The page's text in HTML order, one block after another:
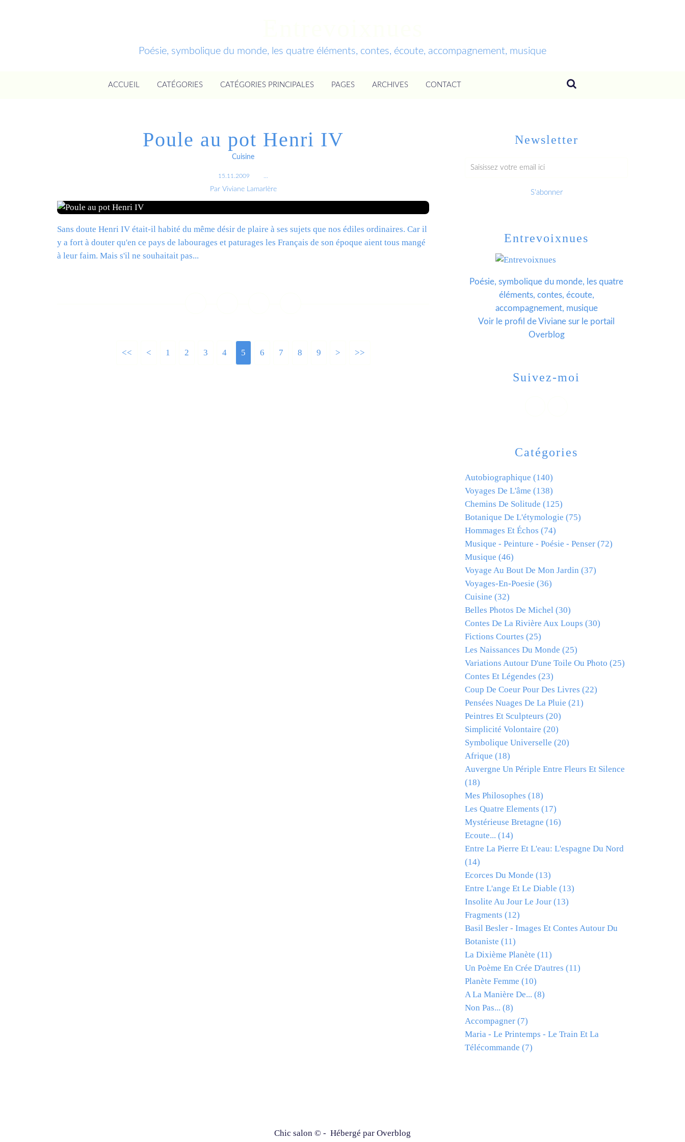
Poésie, symbolique du monde, les quatre éléments, contes, écoute, accompagnement, musique
ACCUEIL CATÉGORIES CATÉGORIES PRINCIPALES PAGES ARCHIVES CONTACT
Poule au pot Henri IV
Cuisine
15.11.2009
Par Viviane Lamarlère
Sans doute Henri IV était-il habité du même désir de plaire à ses sujets que nos édiles ordinaires. Car il
y a fort à douter qu'en ce pays de labourages et paturages les Français de son époque aient tous mangé
à leur faim. Mais s'il ne souhaitait pas...
<< < 1 2 3 4 5 6 7 8 9 > >>
Newsletter
Catégories
Autobiographique (140)
Voyages De L'âme (138)
Chemins De Solitude (125)
Botanique De L'étymologie (75)
Hommages Et Échos (74)
Musique - Peinture - Poésie - Penser (72)
Musique (46)
Voyage Au Bout De Mon Jardin (37)
Voyages-En-Poesie (36)
Cuisine (32)
Belles Photos De Michel (30)
Contes De La Rivière Aux Loups (30)
Fictions Courtes (25)
Les Naissances Du Monde (25)
Variations Autour D'une Toile Ou Photo (25)
Contes Et Légendes (23)
Coup De Coeur Pour Des Livres (22)
Pensées Nuages De La Pluie (21)
Peintres Et Sculpteurs (20)
Simplicité Volontaire (20)
Symbolique Universelle (20)
Afrique (18)
Auvergne Un Périple Entre Fleurs Et Silence
(18)
Mes Philosophes (18)
Les Quatre Elements (17)
Mystérieuse Bretagne (16)
Ecoute... (14)
Entre La Pierre Et L'eau: L'espagne Du Nord
(14)
Ecorces Du Monde (13)
Entre L'ange Et Le Diable (13)
Insolite Au Jour Le Jour (13)
Fragments (12)
Basil Besler - Images Et Contes Autour Du
Botaniste (11)
La Dixième Planète (11)
Un Poème En Crée D'autres (11)
Planète Femme (10)
A La Manière De... (8)
Non Pas... (8)
Accompagner (7)
Maria - Le Printemps - Le Train Et La
Télécommande (7)
Entrevoixnues
Poésie, symbolique du monde, les quatre
éléments, contes, écoute,
accompagnement, musique
Voir le profil deViviane sur le portail
Overblog
Suivez-moi
Chic salon © - Hébergé par Overblog